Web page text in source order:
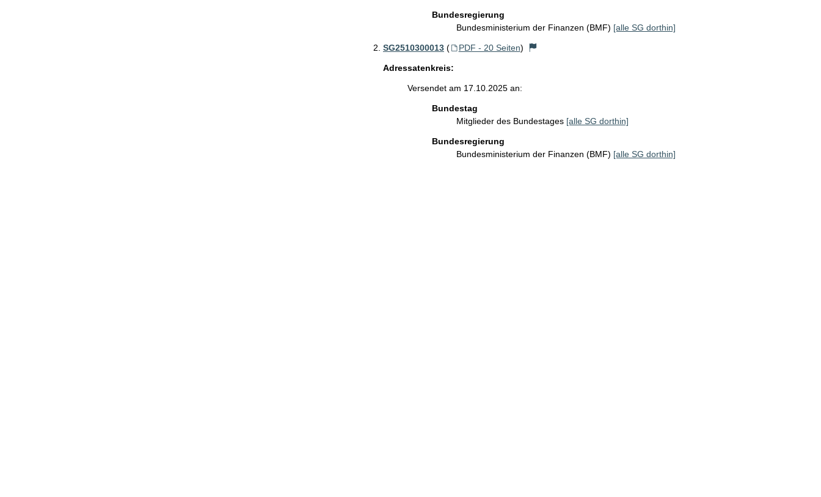
Bundesregierung
Bundesministerium der Finanzen (BMF) [alle SG dorthin]
SG2510300013 ( PDF - 20 Seiten)
Adressatenkreis:
Versendet am 17.10.2025 an:
Bundestag
Mitglieder des Bundestages [alle SG dorthin]
Bundesregierung
Bundesministerium der Finanzen (BMF) [alle SG dorthin]